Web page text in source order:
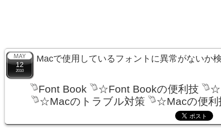
12
2010
Macで使用しているフォントに異常がないか
Font Book ☆Font Bookの便利技
☆Macのトラブル対策
☆Macの便利